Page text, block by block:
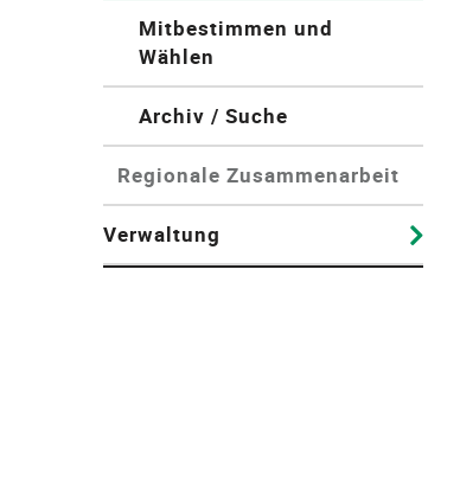
Mitbestimmen und
Wählen
Archiv / Suche
Regionale Zusammenarbeit
Verwaltung